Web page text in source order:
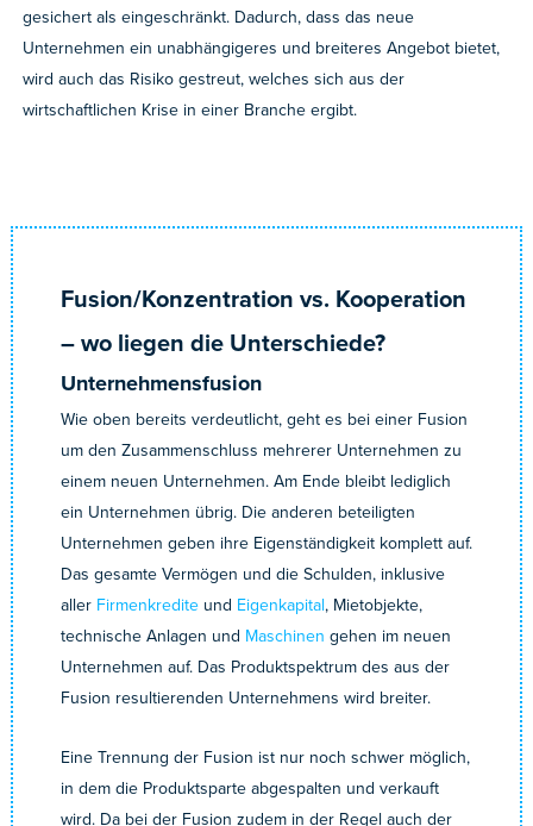
gesichert als eingeschränkt. Dadurch, dass das neue
Unternehmen ein unabhängigeres und breiteres Angebot bietet,
wird auch das Risiko gestreut, welches sich aus der
wirtschaftlichen Krise in einer Branche ergibt.
Fusion/Konzentration vs. Kooperation
– wo liegen die Unterschiede?
Unternehmensfusion
Wie oben bereits verdeutlicht, geht es bei einer Fusion
um den Zusammenschluss mehrerer Unternehmen zu
einem neuen Unternehmen. Am Ende bleibt lediglich
ein Unternehmen übrig. Die anderen beteiligten
Unternehmen geben ihre Eigenständigkeit komplett auf.
Das gesamte Vermögen und die Schulden, inklusive
aller Firmenkrediteund Eigenkapital, Mietobjekte,
technische Anlagen und Maschinen gehen im neuen
Unternehmen auf. Das Produktspektrum des aus der
Fusion resultierenden Unternehmens wird breiter.
Eine Trennung der Fusion ist nur noch schwer möglich,
in dem die Produktsparte abgespalten und verkauft
wird. Da bei der Fusion zudem in der Regel auch der